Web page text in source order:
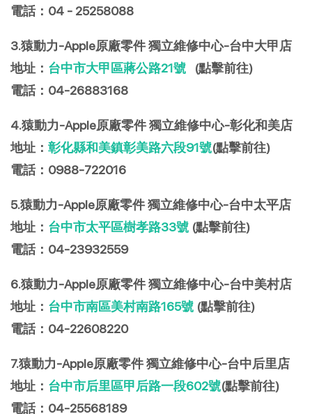
電話：04 - 25258088
3.猿動力-Apple原廠零件 獨立維修中心-台中大甲店
地址： 台中市大甲區蔣公路21號 (點擊前往)
電話： 04-26883168
4.猿動力-Apple原廠零件 獨立維修中心-彰化和美店
地址： 彰化縣和美鎮彰美路六段91號(點擊前往)
電話：0988-722016
5.猿動力-Apple原廠零件 獨立維修中心-台中太平店
地址： 台中市太平區樹孝路33號 (點擊前往)
電話：04-23932559
6.猿動力-Apple原廠零件 獨立維修中心-台中美村店
地址： 台中市南區美村南路165號 (點擊前往)
電話：04-22608220
7.猿動力-Apple原廠零件 獨立維修中心-台中后里店
地址： 台中市后里區甲后路一段602號(點擊前往)
電話：04-25568189